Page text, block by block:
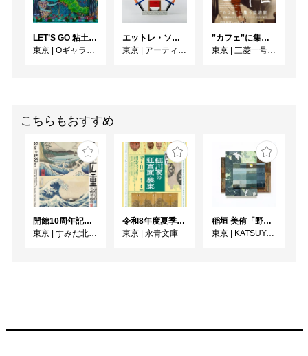
LET’S GO 粘土（クレイ）ジ−
東京
Oギャラリー
エットレ・ソットサス —魔法がはじまるとき、デザインは生まれる
東京
アーティゾン美術館
”カフェ”に集う芸術家 ー印象派からゴッホ、ロートレック、ピカソまで
東京
三菱一号館美術館
こちらもおすすめ
開館10周年記念 「北斎 広重 ふたりの富士、それぞれの富士」
東京
すみだ北斎美術館
令和8年度夏季展 えいえいやっとな！蔵出し！細川家の狂言面・装束
東京
永青文庫
稲垣 美侑「野辺」
東京
KATSUYA SUSUKI GALLERY